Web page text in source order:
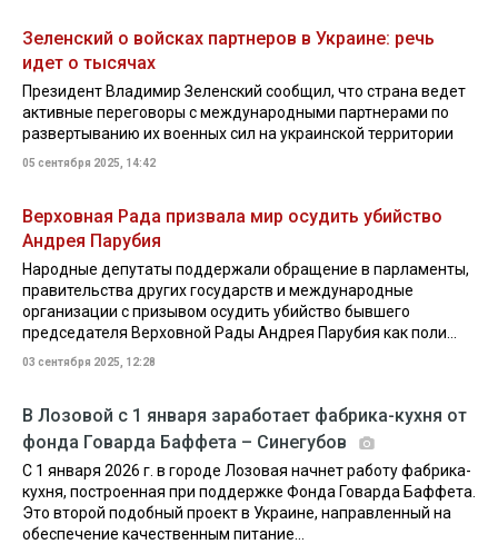
Зеленский о войсках партнеров в Украине: речь
идет о тысячах
Президент Владимир Зеленский сообщил, что страна ведет
активные переговоры с международными партнерами по
развертыванию их военных сил на украинской территории
05 сентября 2025, 14:42
Верховная Рада призвала мир осудить убийство
Андрея Парубия
Народные депутаты поддержали обращение в парламенты,
правительства других государств и международные
организации с призывом осудить убийство бывшего
председателя Верховной Рады Андрея Парубия как поли...
03 сентября 2025, 12:28
В Лозовой с 1 января заработает фабрика-кухня от
фонда Говарда Баффета – Синегубов
С 1 января 2026 г. в городе Лозовая начнет работу фабрика-
кухня, построенная при поддержке Фонда Говарда Баффета.
Это второй подобный проект в Украине, направленный на
обеспечение качественным питание...